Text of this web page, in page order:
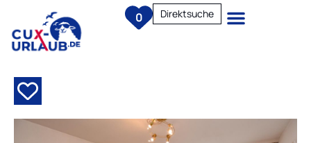
0 Direktsuche